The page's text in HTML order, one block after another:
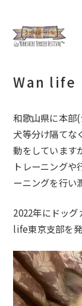
Wan life
和歌山県に本部
犬等分け隔てな
動をしています
トレーニングや
ーニングを行い
2022年にドッ
life東京支部を発